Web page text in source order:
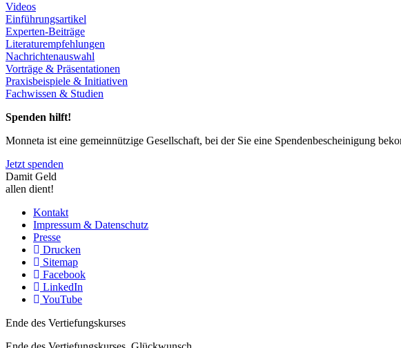
Videos
Einführungsartikel
Experten-Beiträge
Literaturempfehlungen
Nachrichtenauswahl
Vorträge & Präsentationen
Praxisbeispiele & Initiativen
Fachwissen & Studien
Spenden hilft!
Monneta ist eine gemeinnützige Gesellschaft, bei der Sie eine Spendenbescheinigung
Jetzt spenden
Damit Geld
allen dient!
Kontakt
Impressum & Datenschutz
Presse
Drucken
Sitemap
Facebook
LinkedIn
YouTube
Ende des Vertiefungskurses